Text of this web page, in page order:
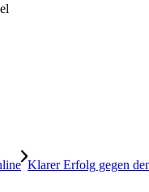
Klarer Erfolg gegen